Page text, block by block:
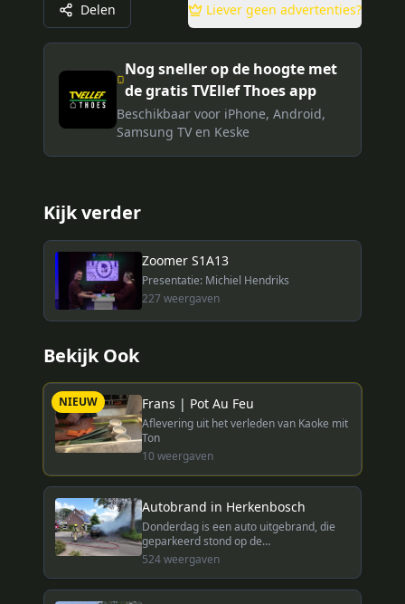
Delen Liever geen advertenties?
Nog sneller op de hoogte met
de gratis TVEllef Thoes app
Beschikbaar voor iPhone, Android,
Samsung TV en Keske
Kijk verder
Zoomer S1A13
Presentatie: Michiel Hendriks
227 weergaven
Bekijk Ook
NIEUW Frans | Pot Au Feu
Aflevering uit het verleden van Kaoke mit
Ton
10 weergaven
Autobrand in Herkenbosch
Donderdag is een auto uitgebrand, die
geparkeerd stond op de
Korenbloemdreef In Herkenbosch.
524weergaven